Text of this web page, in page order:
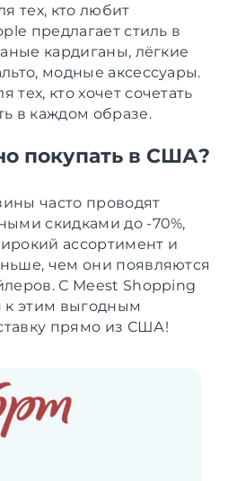
тех, кто любит
предлагает стиль в
кардиганы, лёгкие
модные аксессуары.
кто хочет сочетать
в каждом образе.
покупать в США?
часто проводят
скидками до -70%,
ассортимент и
чем они появляются
С Meest Shopping
к этим выгодным
прямо из США!